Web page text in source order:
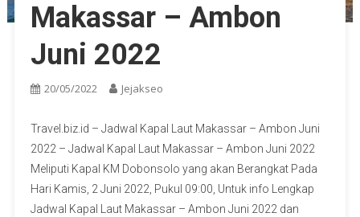
Makassar – Ambon
Juni 2022
20/05/2022 Jejakseo
Travel.biz.id – Jadwal Kapal Laut Makassar – Ambon Juni
2022 – Jadwal Kapal Laut Makassar – Ambon Juni 2022
Meliputi Kapal KM Dobonsolo yang akan Berangkat Pada
Hari Kamis, 2 Juni 2022, Pukul 09:00, Untuk info Lengkap
Jadwal Kapal Laut Makassar – Ambon Juni 2022 dan